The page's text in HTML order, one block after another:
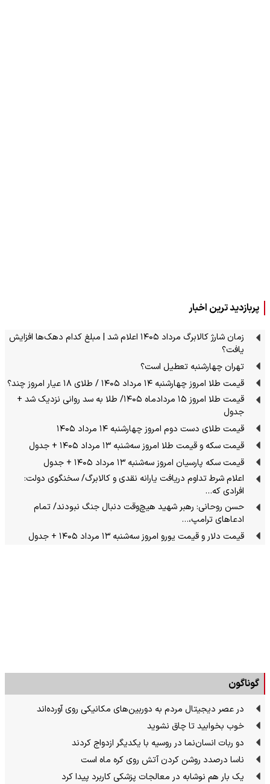
پربازدید ترین اخبار
زمان شارژ کالابرگ مرداد ۱۴۰۵ اعلام شد | مبلغ کدام دهک‌ها افزایش
یافت؟
تهران چهارشنبه تعطیل است؟
قیمت طلا امروز چهارشنبه ۱۴ مرداد ۱۴۰۵ / طلای ۱۸ عیار امروز چند؟
قیمت طلا امروز ۱۵ مردادماه ۱۴۰۵/ طلا به سد روانی نزدیک شد +
جدول
قیمت طلای دست دوم امروز چهارشنبه ۱۴ مرداد ۱۴۰۵
قیمت سکه و قیمت طلا امروز سه‌شنبه ۱۳ مرداد ۱۴۰۵ + جدول
قیمت سکه پارسیان امروز سه‌شنبه ۱۳ مرداد ۱۴۰۵ + جدول
اعلام شرط تداوم دریافت یارانه نقدی و کالابرگ/ سخنگوی دولت:
افرادی که…
حسن روحانی: رهبر شهید هیچ‌وقت دنبال جنگ نبودند/ تمام
ادعاهای ترامپ،…
قیمت دلار و قیمت یورو امروز سه‌شنبه ۱۳ مرداد ۱۴۰۵ + جدول
گوناگون
در عصر دیجیتال مردم به دوربین‌های مکانیکی روی آورده‌اند
خوب بخوابید تا چاق نشوید
دو ربات انسان‌نما در روسیه با یکدیگر ازدواج کردند
ناسا درصدد روشن کردن آتش روی کره ماه است
یک بار هم نوشابه در معالجات پزشکی کاربرد پیدا کرد